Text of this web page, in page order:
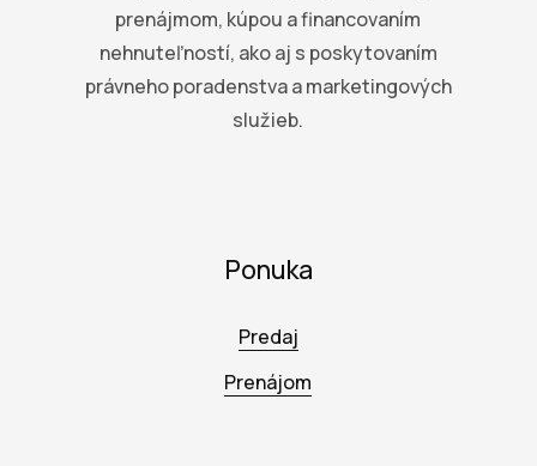
prenájmom, kúpou a financovaním
nehnuteľností, ako aj s poskytovaním
právneho poradenstva a marketingových
služieb.
Ponuka
Predaj
Prenájom